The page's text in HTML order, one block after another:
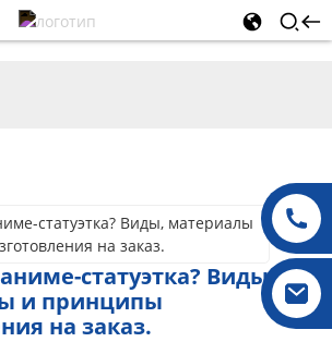
статуэтка? Виды,
и принципы
на заказ.